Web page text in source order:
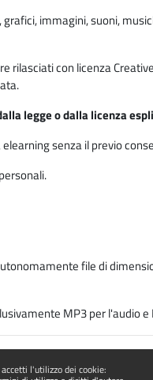
l'utilizzo dei cookie:
immagini, suoni,
con licenza
legge o dalla licenza
senza il previo
file di
MP3 per l'audio e